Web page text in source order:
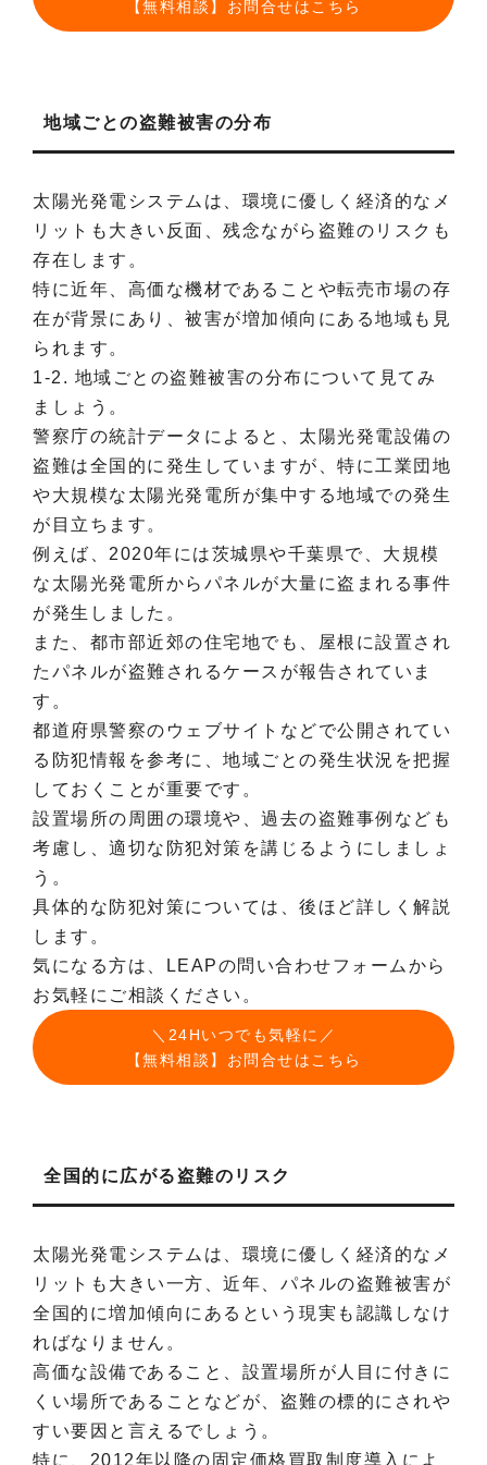
【無料相談】お問合せはこちら
地域ごとの盗難被害の分布
太陽光発電システムは、環境に優しく経済的なメ
リットも大きい反面、残念ながら盗難のリスクも
存在します。
特に近年、高価な機材であることや転売市場の存
在が背景にあり、被害が増加傾向にある地域も見
られます。
1-2. 地域ごとの盗難被害の分布について見てみ
ましょう。
警察庁の統計データによると、太陽光発電設備の
盗難は全国的に発生していますが、特に工業団地
や大規模な太陽光発電所が集中する地域での発生
が目立ちます。
例えば、2020年には茨城県や千葉県で、大規模
な太陽光発電所からパネルが大量に盗まれる事件
が発生しました。
また、都市部近郊の住宅地でも、屋根に設置され
たパネルが盗難されるケースが報告されていま
す。
都道府県警察のウェブサイトなどで公開されてい
る防犯情報を参考に、地域ごとの発生状況を把握
しておくことが重要です。
設置場所の周囲の環境や、過去の盗難事例なども
考慮し、適切な防犯対策を講じるようにしましょ
う。
具体的な防犯対策については、後ほど詳しく解説
します。
気になる方は、LEAPの問い合わせフォームから
お気軽にご相談ください。
＼24Hいつでも気軽に／
【無料相談】お問合せはこちら
全国的に広がる盗難のリスク
太陽光発電システムは、環境に優しく経済的なメ
リットも大きい一方、近年、パネルの盗難被害が
全国的に増加傾向にあるという現実も認識しなけ
ればなりません。
高価な設備であること、設置場所が人目に付きに
くい場所であることなどが、盗難の標的にされや
すい要因と言えるでしょう。
特に、2012年以降の固定価格買取制度導入によ